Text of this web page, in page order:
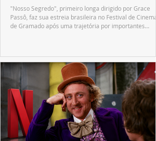
"Nosso Segredo", primeiro longa dirigido por Grace
Passô, faz sua estreia brasileira no Festival de Cinema
de Gramado após uma trajetória por importantes